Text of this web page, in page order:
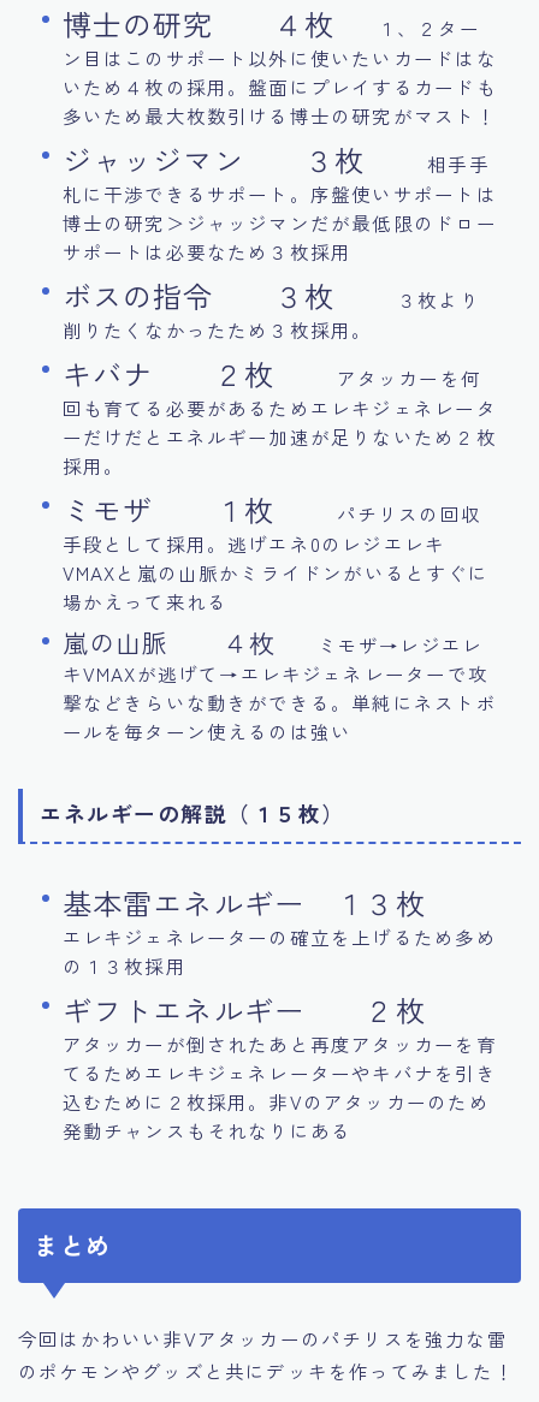
博士の研究 ４枚
１、２ター
ン目はこのサポート以外に使いたいカードはな
いため４枚の採用。盤面にプレイするカードも
多いため最大枚数引ける博士の研究がマスト！
ジャッジマン ３枚
相手手
札に干渉できるサポート。序盤使いサポートは
博士の研究＞ジャッジマンだが最低限のドロー
サポートは必要なため３枚採用
ボスの指令 ３枚
３枚より
削りたくなかったため３枚採用。
キバナ ２枚 アタッカーを何
回も育てる必要があるためエレキジェネレータ
ーだけだとエネルギー加速が足りないため２枚
採用。
ミモザ １枚 パチリスの回収
手段として採用。逃げエネ0のレジエレキ
VMAXと嵐の山脈かミライドンがいるとすぐに
場かえって来れる
嵐の山脈 ４枚 ミモザ→レジエレ
キVMAXが逃げて→エレキジェネレーターで攻
撃などきらいな動きができる。単純にネストボ
ールを毎ターン使えるのは強い
エネルギーの解説（１５枚）
基本雷エネルギー １３枚
エレキジェネレーターの確立を上げるため多め
の１３枚採用
ギフトエネルギー ２枚
アタッカーが倒されたあと再度アタッカーを育
てるためエレキジェネレーターやキバナを引き
込むために２枚採用。非Vのアタッカーのため
発動チャンスもそれなりにある
まとめ
今回はかわいい非Vアタッカーのパチリスを強力な雷
のポケモンやグッズと共にデッキを作ってみました！